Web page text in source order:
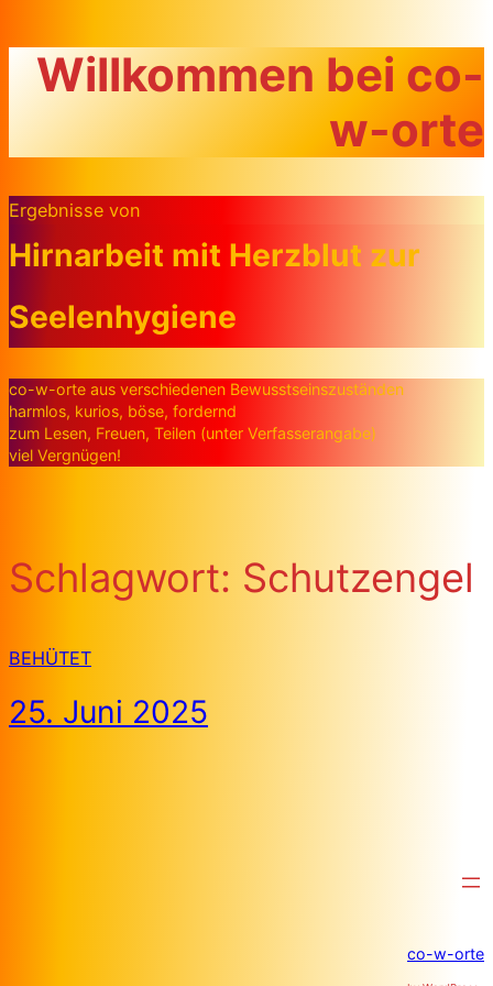
Willkommen bei co-
w-orte
Ergebnisse von
Hirnarbeit mit Herzblut zur
Seelenhygiene
co-w-orte aus verschiedenen Bewusstseinszuständen
harmlos, kurios, böse, fordernd
zum Lesen, Freuen, Teilen (unter Verfasserangabe)
viel Vergnügen!
Schlagwort: Schutzengel
BEHÜTET
25. Juni 2025
co-w-orte